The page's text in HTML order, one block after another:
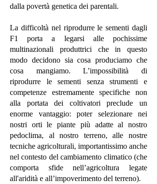
dalla povertà genetica dei parentali.
La difficoltà nel riprodurre le sementi dagli
F1 porta a legarsi alle pochissime
multinazionali produttrici che in questo
modo decidono sia cosa produciamo che
cosa mangiamo. L’impossibilità di
riprodurre le sementi senza strumenti e
competenze estremamente specifiche non
alla portata dei coltivatori preclude un
enorme vantaggio: poter selezionare nei
nostri orti le piante più adatte al nostro
pedoclima, al nostro terreno, alle nostre
tecniche agricolturali, importantissimo anche
nel contesto del cambiamento climatico (che
comporta sfide nell’agricoltura legate
all'aridità e all’impoverimento del terreno).